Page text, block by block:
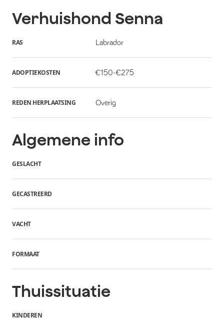
Verhuishond Senna
RAS Labrador
ADOPTIEKOSTEN €150-€275
REDEN HERPLAATSING Overig
Algemene info
GESLACHT
GECASTREERD
VACHT
FORMAAT
Thuissituatie
KINDEREN